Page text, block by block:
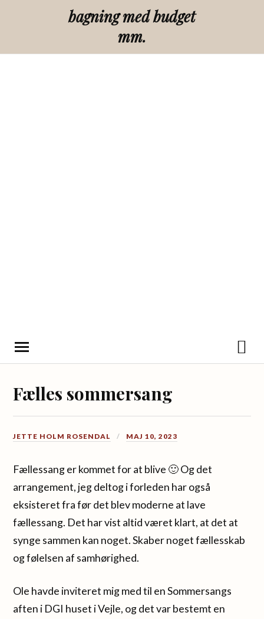
bagning med budget
mm.
Fælles sommersang
JETTE HOLM ROSENDAL MAJ 10, 2023
Fællessang er kommet for at blive 🙂 Og det
arrangement, jeg deltog i forleden har også
eksisteret fra før det blev moderne at lave
fællessang. Det har vist altid været klart, at det at
synge sammen kan noget. Skaber noget fællesskab
og følelsen af samhørighed.
Ole havde inviteret mig med til en Sommersangs
aften i DGI huset i Vejle, og det var bestemt en